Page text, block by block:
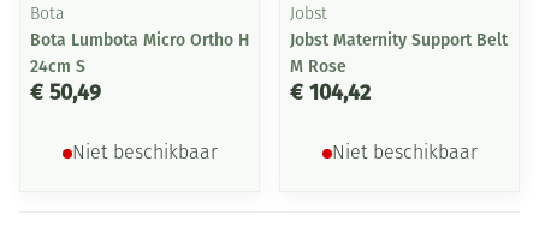
Bota
Bota Lumbota Micro Ortho H
24cm S
€ 50,49
Niet beschikbaar
Jobst
Jobst Maternity Support Belt
M Rose
€ 104,42
Niet beschikbaar